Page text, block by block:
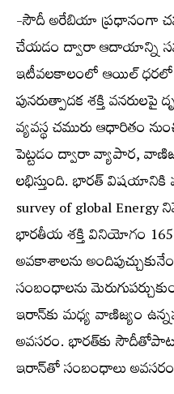
-సౌదీ అరేబియా ప్రధానంగా
చేయడం ద్వారా ఆదాయాన్ని
ఇటీవలకాలంలో ఆయిల్ ధరలో
పునరుత్పాదక శక్తి వనరులపై
వ్యవస్థ చమురు ఆధారితం
పెట్టడం ద్వారా వ్యాపార,
లభిస్తుంది. భారత్ విషయానికి
survey of global
భారతీయ శక్తి వినియోగం
అవకాశాలను
సంబంధాలను
ఇరాన్‌కు మధ్య వాణిజ్యం
అవసరం. భారత్‌కు
ఇరాన్‌తో సంబంధాలు